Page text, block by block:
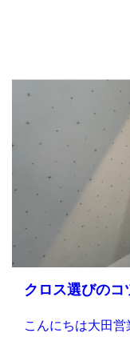
クロス選びのコ
こんにちは大田